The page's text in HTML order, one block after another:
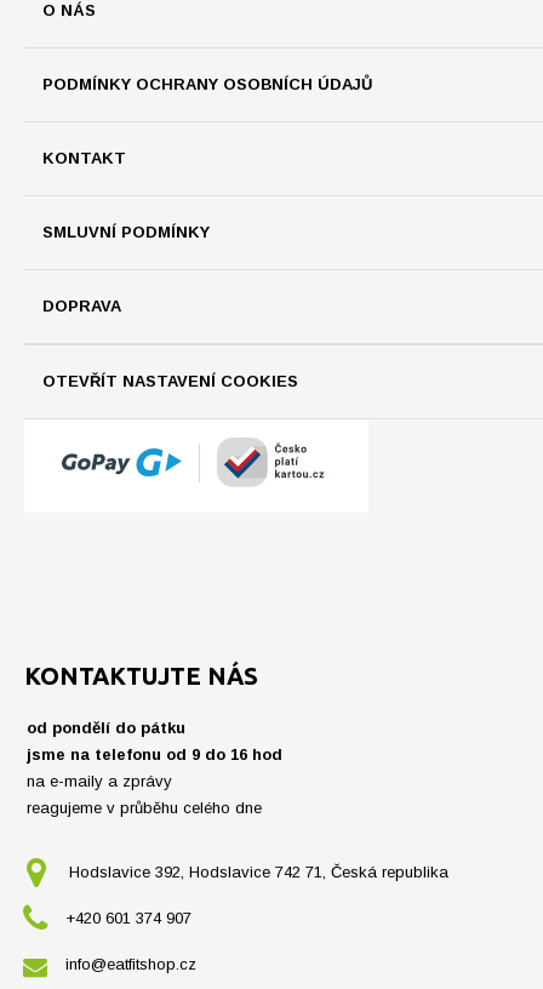
O NÁS
PODMÍNKY OCHRANY OSOBNÍCH ÚDAJŮ
KONTAKT
SMLUVNÍ PODMÍNKY
DOPRAVA
OTEVŘÍT NASTAVENÍ COOKIES
KONTAKTUJTE NÁS
od pondělí do pátku
jsme na telefonu od 9 do 16 hod
na e-maily a zprávy
reagujeme v průběhu celého dne
Hodslavice 392, Hodslavice 742 71, Česká republika
+420 601 374 907
info@eatfitshop.cz